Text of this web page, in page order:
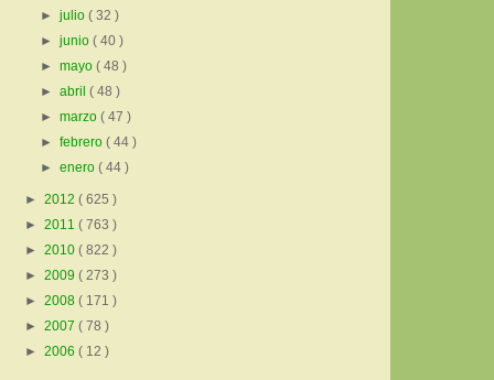
►julio( 32 )
►junio( 40 )
►mayo( 48 )
►abril( 48 )
►marzo( 47 )
►febrero( 44 )
►enero( 44 )
► 2012 ( 625 )
► 2011 ( 763 )
► 2010 ( 822 )
► 2009 ( 273 )
► 2008 ( 171 )
► 2007 ( 78 )
► 2006 ( 12 )